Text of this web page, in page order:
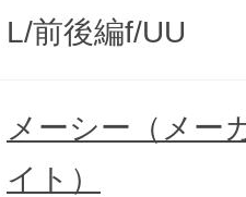
L/前後編f/UU
メーシー（メー
イト）